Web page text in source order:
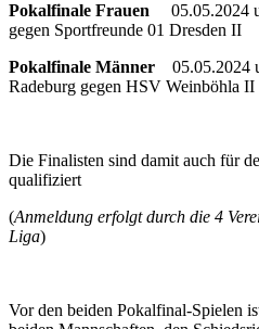
Pokalfinale Frauen 05.05.2024
gegen Sportfreunde 01 Dresden II
Pokalfinale Männer 05.05.2024
Radeburg gegen HSV
Die Finalisten sind damit auch für
qualifiziert
(Anmeldung erfolgt durch die 4
Liga)
Vor den beiden Pokalfinal-Spielen